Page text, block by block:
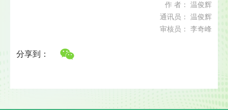
作 者： 温俊辉
通讯员： 温俊辉
审核员： 李奇峰
分享到：